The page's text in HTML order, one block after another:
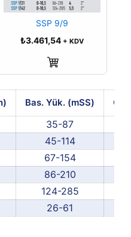
SSP 9/9
₺3.461,54 + KDV
Sepete Ekle
Bas. Yük. (mSS)
35-87
45-114
67-154
86-210
124-285
26-61